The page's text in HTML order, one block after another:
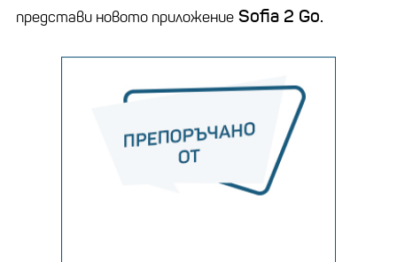
представи новото приложение Sofia 2 Go.